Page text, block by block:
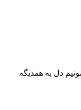
دل به همدیگه